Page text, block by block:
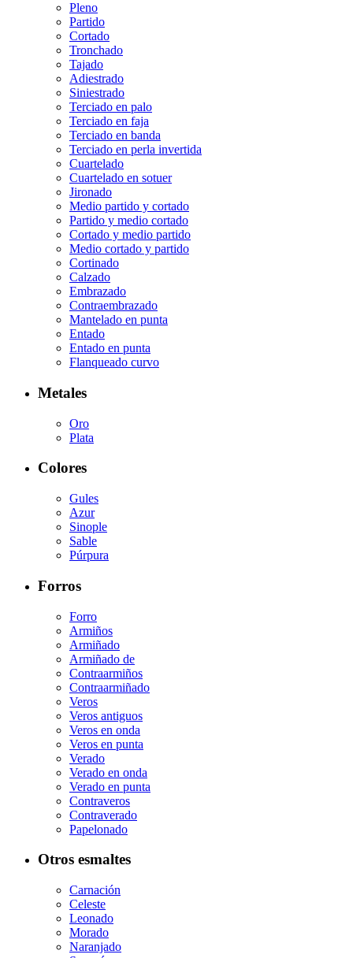
Pleno
Partido
Cortado
Tronchado
Tajado
Adiestrado
Siniestrado
Terciado en palo
Terciado en faja
Terciado en banda
Terciado en perla invertida
Cuartelado
Cuartelado en sotuer
Jironado
Medio partido y cortado
Partido y medio cortado
Cortado y medio partido
Medio cortado y partido
Cortinado
Calzado
Embrazado
Contraembrazado
Mantelado en punta
Entado
Entado en punta
Flanqueado curvo
Metales
Oro
Plata
Colores
Gules
Azur
Sinople
Sable
Púrpura
Forros
Forro
Armiños
Armiñado
Armiñado de
Contraarmiños
Contraarmiñado
Veros
Veros antiguos
Veros en onda
Veros en punta
Verado
Verado en onda
Verado en punta
Contraveros
Contraverado
Papelonado
Otros esmaltes
Carnación
Celeste
Leonado
Morado
Naranjado